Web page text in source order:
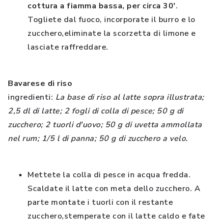
cottura a fiamma bassa, per circa 30'.
Togliete dal fuoco, incorporate il burro e lo
zucchero,eliminate la scorzetta di limone e
lasciate raffreddare.
Bavarese di riso
ingredienti: La base di riso al latte sopra illustrata;
2,5 dl di latte; 2 fogli di colla di pesce; 50 g di
zucchero; 2 tuorli d'uovo; 50 g di uvetta ammollata
nel rum; 1/5 l di panna; 50 g di zucchero a velo.
Mettete la colla di pesce in acqua fredda.
Scaldate il latte con meta dello zucchero. A
parte montate i tuorli con il restante
zucchero,stemperate con il latte caldo e fate